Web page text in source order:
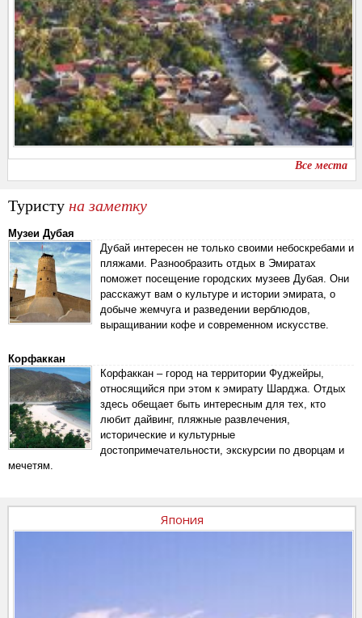
Все места
Туристу на заметку
Музеи Дубая
Дубай интересен не только своими небоскребами и
пляжами. Разнообразить отдых в Эмиратах
поможет посещение городских музеев Дубая. Они
расскажут вам о культуре и истории эмирата, о
добыче жемчуга и разведении верблюдов,
выращивании кофе и современном искусстве.
Корфаккан
Корфаккан – город на территории Фуджейры,
относящийся при этом к эмирату Шарджа. Отдых
здесь обещает быть интересным для тех, кто
любит дайвинг, пляжные развлечения,
исторические и культурные
достопримечательности, экскурсии по дворцам и
мечетям.
Япония